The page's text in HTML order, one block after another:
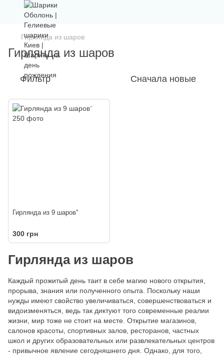
Гирлянда из шаров
Гирлянда из шаров
Фильтр Сначала новые
Гирлянда из 9 шаров"
300 грн
Гирлянда из шаров
Каждый прожитый день таит в себе магию нового открытия,
прорыва, знания или полученного опыта. Поскольку наши
нужды имеют свойство увеличиваться, совершенствоваться и
видоизменяться, ведь так диктуют того современные реалии
жизни, мир тоже не стоит на месте. Открытие магазинов,
салонов красоты, спортивных залов, ресторанов, частных
школ и других образовательных или развлекательных центров
- привычное явление сегодняшнего дня. Однако, для того,